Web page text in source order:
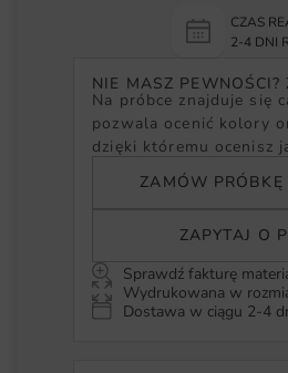
CZAS
2-4 DNI
NIE MASZ PEWNOŚCI?
Na próbce znajduje się
pozwala ocenić kolory
dzięki któremu ocenisz
ZAMÓW PRÓBKĘ
ZAPYTAJ O
Sprawdź fakturę
Wydrukowana w
Dostawa w ciągu 2-4